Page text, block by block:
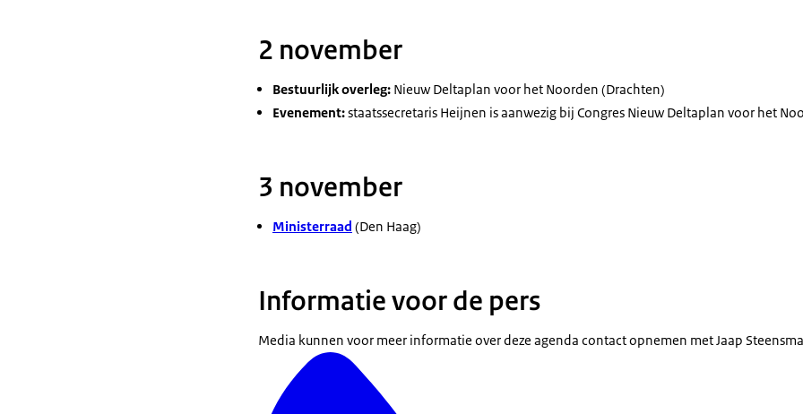
2 november
Bestuurlijk overleg: Nieuw Deltaplan voor het Noorden (Drachten)
Evenement:staatssecretaris Heijnen is aanwezig bij Congres Nieuw Deltaplan voor het
3 november
Ministerraad (Den Haag)
Informatie voor de pers
Media kunnen voor meer informatie over deze agenda contact opnemen met Jaap